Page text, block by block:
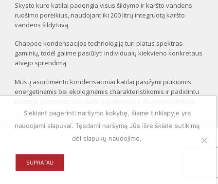
Skysto kuro katilai padengia visus šildymo ir karšto vandens
ruošimo poreikius, naudojant iki 200 litrų integruotą karšto
vandens šildytuvą.
Chappee kondensacijos technologiją turi platus spektras
gaminių, todėl galime pasiūlyti individualų kiekvieno konkretaus
atvejo sprendimą.
Mūsų asortimento kondensaciniai katilai pasižymi puikiomis
energetinėmis bei ekologinėmis charakteristikomis ir padidintu
Siekiant pagerinti naršymo kokybę, šiame tinklapyje yra
naudojami slapukai. Tęsdami naršymą Jūs išreiškiate sutikimą
dėl slapukų naudojimo.
SUPRATAU